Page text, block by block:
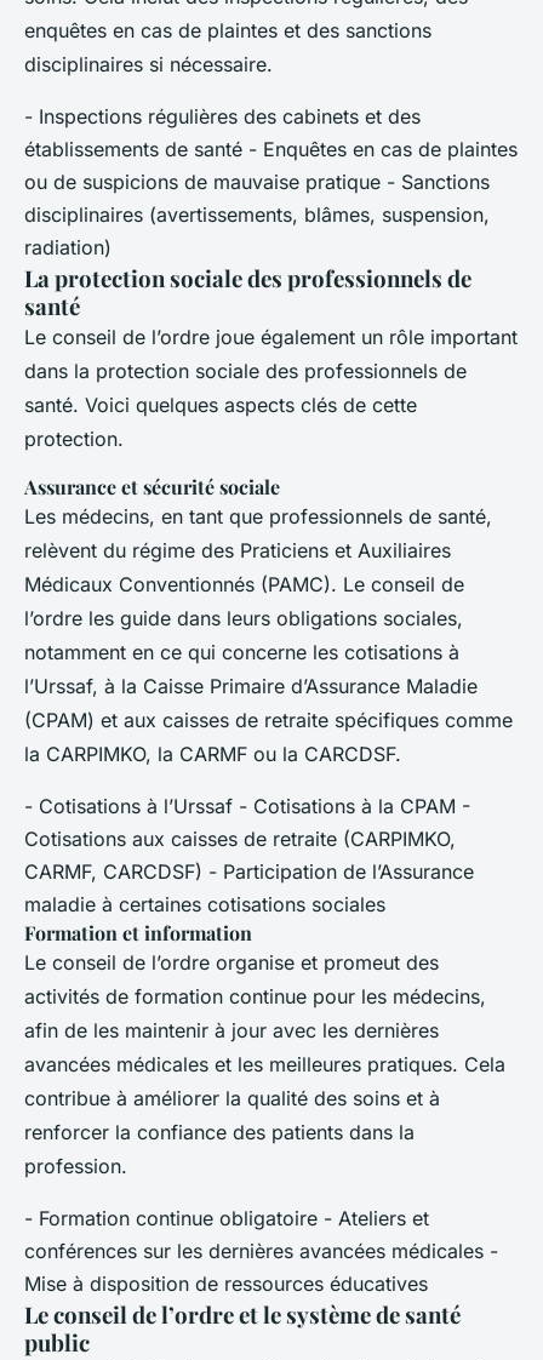
enquêtes en cas de plaintes et des sanctions
disciplinaires si nécessaire.
- Inspections régulières des cabinets et des
établissements de santé - Enquêtes en cas de plaintes
ou de suspicions de mauvaise pratique - Sanctions
disciplinaires (avertissements, blâmes, suspension,
radiation)
La protection sociale des professionnels de
santé
Le conseil de l’ordre joue également un rôle important
dans la protection sociale des professionnels de
santé. Voici quelques aspects clés de cette
protection.
Assurance et sécurité sociale
Les médecins, en tant que professionnels de santé,
relèvent du régime des Praticiens et Auxiliaires
Médicaux Conventionnés (PAMC). Le conseil de
l’ordre les guide dans leurs obligations sociales,
notamment en ce qui concerne les cotisations à
l’Urssaf, à la Caisse Primaire d’Assurance Maladie
(CPAM) et aux caisses de retraite spécifiques comme
la CARPIMKO, la CARMF ou la CARCDSF.
- Cotisations à l’Urssaf - Cotisations à la CPAM -
Cotisations aux caisses de retraite (CARPIMKO,
CARMF, CARCDSF) - Participation de l’Assurance
maladie à certaines cotisations sociales
Formation et information
Le conseil de l’ordre organise et promeut des
activités de formation continue pour les médecins,
afin de les maintenir à jour avec les dernières
avancées médicales et les meilleures pratiques. Cela
contribue à améliorer la qualité des soins et à
renforcer la confiance des patients dans la
profession.
- Formation continue obligatoire - Ateliers et
conférences sur les dernières avancées médicales -
Mise à disposition de ressources éducatives
Le conseil de l’ordre et le système de santé
public